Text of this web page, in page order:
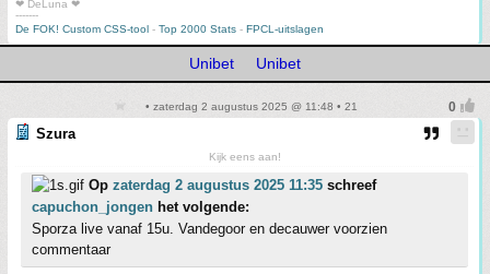
❤ DeLuna ❤
-------
De FOK! Custom CSS-tool - Top 2000 Stats - FPCL-uitslagen
Unibet Unibet
• zaterdag 2 augustus 2025 @ 11:48 • 21
Szura
Kijk eens aan!
Op zaterdag 2 augustus 2025 11:35 schreef
capuchon_jongen het volgende:
Sporza live vanaf 15u. Vandegoor en decauwer voorzien
commentaar